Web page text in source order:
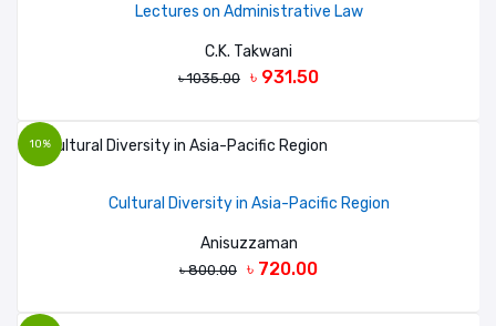
Lectures on Administrative Law
C.K. Takwani
৳ 1035.00 ৳ 931.50
10%
Cultural Diversity in Asia-Pacific Region
Anisuzzaman
৳ 800.00 ৳ 720.00